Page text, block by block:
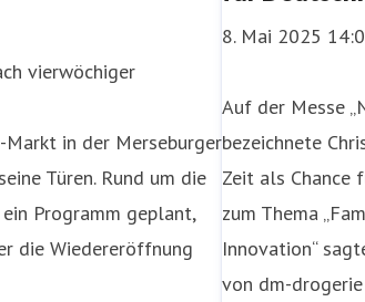
vierwöchiger
in der Merseburger
Türen. Rund um die
Programm geplant,
die Wiedereröffnung
8. Mai 2025
Auf der Messe
bezeichnete
Zeit als Chance
zum Thema
Innovation“
von dm-